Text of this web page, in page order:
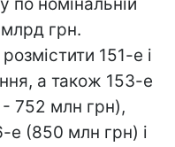
млрд грн.
151-е і
а також 153-е
- 752 млн грн),
е (850 млн грн) і